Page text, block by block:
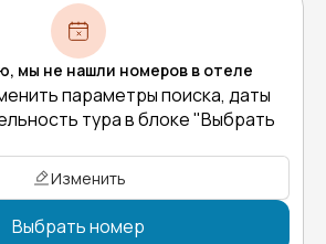
мы не нашли номеров в отеле
параметры поиска, даты
тура в блоке "Выбрать
Изменить
Выбрать номер